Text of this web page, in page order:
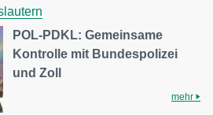
POL-PDKL: Gemeinsame
Kontrolle mit Bundespolizei
und Zoll
mehr